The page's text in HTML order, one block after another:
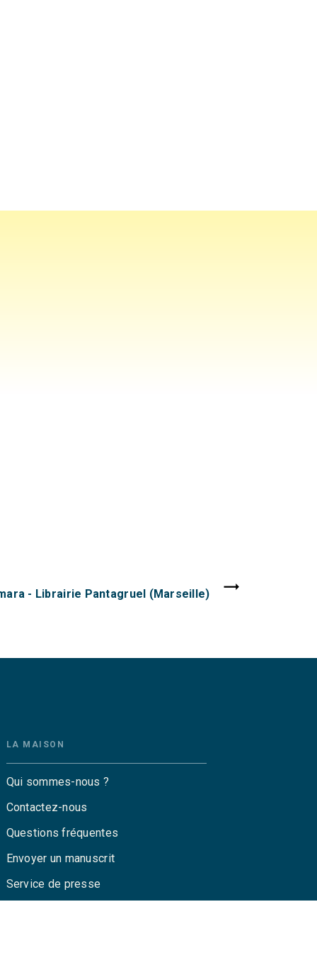
- Librairie Pantagruel (Marseille)
LA MAISON
Qui sommes-nous ?
Contactez-nous
Questions fréquentes
Envoyer un manuscrit
Service de presse